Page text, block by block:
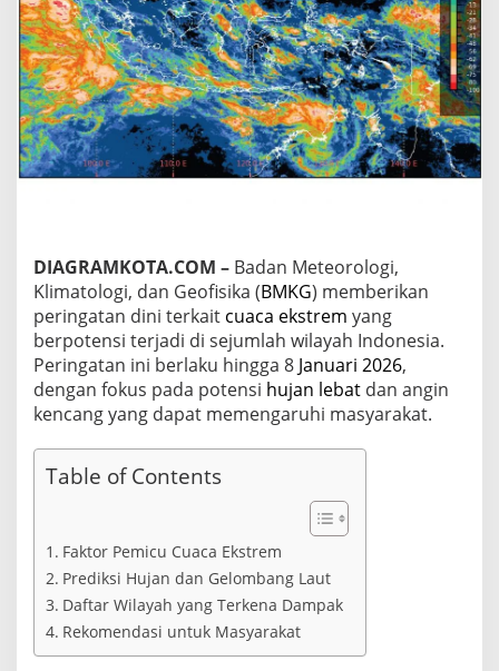
W
i
l
a
y
a
h
I
n
d
s
i
,
B
M
K
G
K
e
k
n
P
e
DIAGRAMKOTA.COM – Badan Meteorologi,
Klimatologi, dan Geofisika (BMKG) memberikan
peringatan dini terkait cuaca ekstrem yang
berpotensi terjadi di sejumlah wilayah Indonesia.
Peringatan ini berlaku hingga 8 Januari 2026,
dengan fokus pada potensi hujan lebat dan angin
kencang yang dapat memengaruhi masyarakat.
Table of Contents
Faktor Pemicu Cuaca Ekstrem
Prediksi Hujan dan Gelombang Laut
Daftar Wilayah yang Terkena Dampak
Rekomendasi untuk Masyarakat